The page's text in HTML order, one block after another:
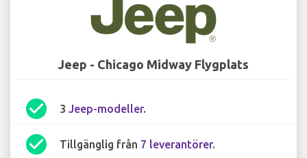
Jeep - Chicago Midway Flygplats
check_circle 3 Jeep-modeller.
check_circle Tillgänglig från 7 leverantörer.